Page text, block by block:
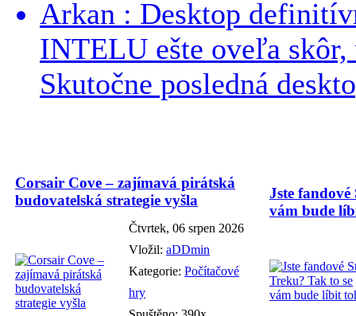
Arkan : Desktop
INTELU ešte oveľa
Skutočne posledná
Corsair Cove – zajímavá pirátská
budovatelská strategie vyšla
Čtvrtek, 06 srpen 2026
Vložil: aDDmin
Kategorie: Počítačové
hry
Jste
vám bude